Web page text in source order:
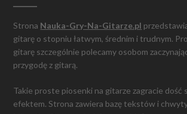
Strona Nauka-Gry-Na-Gitarze.pl
gitarę o stopniu łatwym, średnim i trudnym.
gitarę szczególnie polecamy osobom
przygodę z gitarą.
Takie proste piosenki na gitarze zagracie dość
efektem. Strona zawiera bazę tekstów i